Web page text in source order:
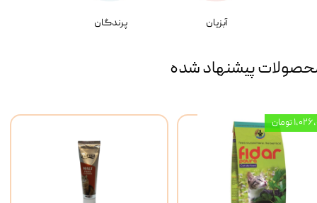
آبزیان پرندگان
پیشنهاد شده
تومان